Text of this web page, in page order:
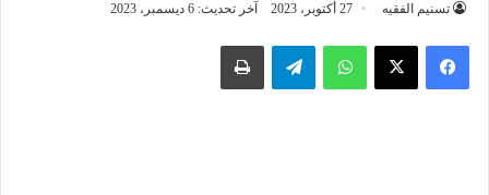
تسنيم الفقيه 27 أكتوبر، 2023 آخر تحديث: 6 ديسمبر، 2023
واتساب تيلقرام طباعة